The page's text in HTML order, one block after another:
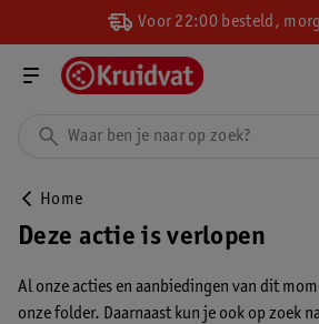
Voor 22:00 besteld,
Home
Deze actie is verlopen
Al onze acties en aanbiedingen van dit
onze folder. Daarnaast kun je ook op zoek